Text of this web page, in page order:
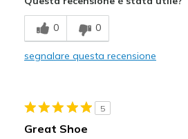
Migliori Utilizzi:
Casual Wear
Going Out
Travel
0 0
segnalare questa recensione
5
Great Shoe